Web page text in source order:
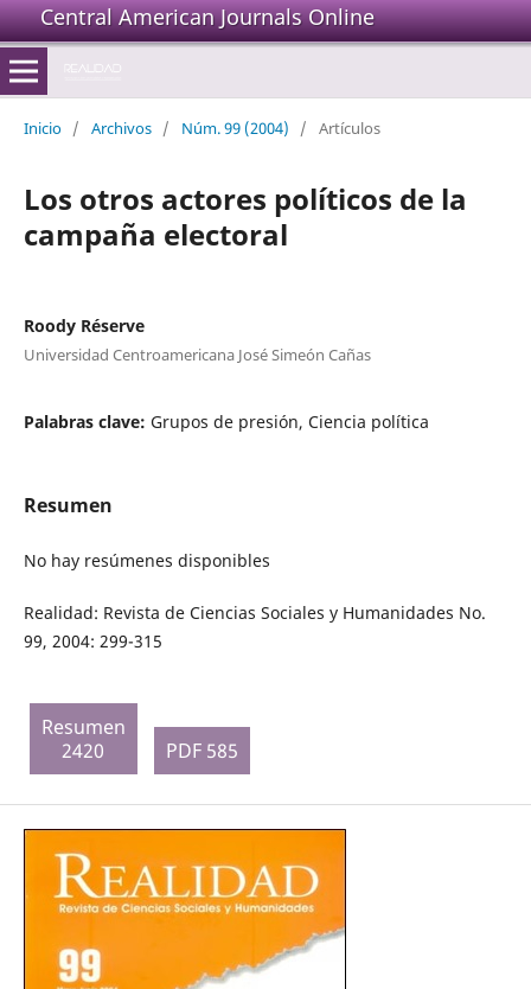
Central American Journals Online
Inicio / Archivos / Núm. 99 (2004) / Artículos
Los otros actores políticos de la
campaña electoral
Roody Réserve
Universidad Centroamericana José Simeón Cañas
Palabras clave: Grupos de presión, Ciencia política
Resumen
No hay resúmenes disponibles
Realidad: Revista de Ciencias Sociales y Humanidades No.
99, 2004: 299-315
Resumen
2420
PDF 585